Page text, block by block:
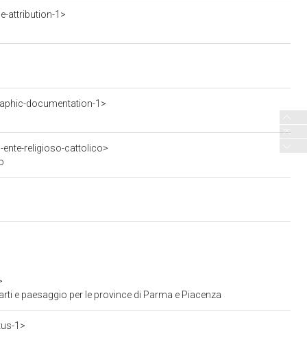
attribution-1>
documentation-1>
religioso-cattolico>
e paesaggio per le province di Parma e Piacenza
1>